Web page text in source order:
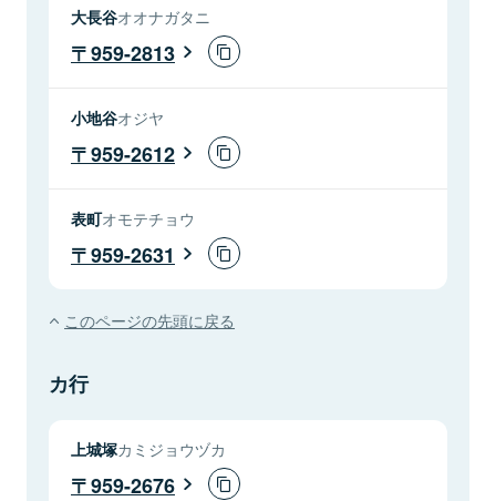
大長谷オオナガタニ
959-2813
小地谷オジヤ
959-2612
表町オモテチョウ
959-2631
このページの先頭に戻る
カ行
上城塚カミジョウヅカ
959-2676